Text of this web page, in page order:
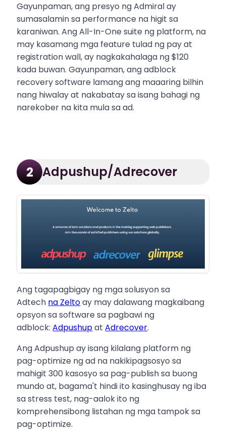
Gayunpaman, ang presyo ng Admiral ay
sumasalamin sa performance na higit sa
karaniwan. Ang All-In-One suite ng platform, na
may kasamang mga feature tulad ng pay at
registration wall, ay nagkakahalaga ng $120
kada buwan. Gayunpaman, ang adblock
recovery software lamang ang maaaring bilhin
nang hiwalay at nakabatay sa isang bahagi ng
narekober na kita mula sa ad.
2 Adpushup/Adrecover
Ang tagapagbigay ng mga solusyon sa
Adtech na Zeltoay may dalawang magkaibang
opsyon sa software sa pagbawi ng
adblock:AdpushupatAdrecover.
Ang Adpushup ay isang kilalang platform ng
pag-optimize ng ad na nakikipagsosyo sa
mahigit 300 kasosyo sa pag-publish sa buong
mundo at, bagama't hindi ito kasinghusay ng iba
sa stress test, nag-aalok ito ng
komprehensibong listahan ng mga tampok sa
pag-optimize.